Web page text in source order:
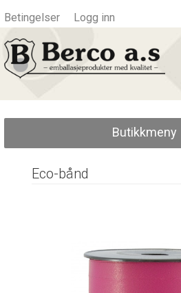
Betingelser Logg inn
Butikkmeny
Eco-bånd